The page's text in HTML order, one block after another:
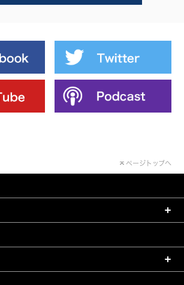
ページトップへ